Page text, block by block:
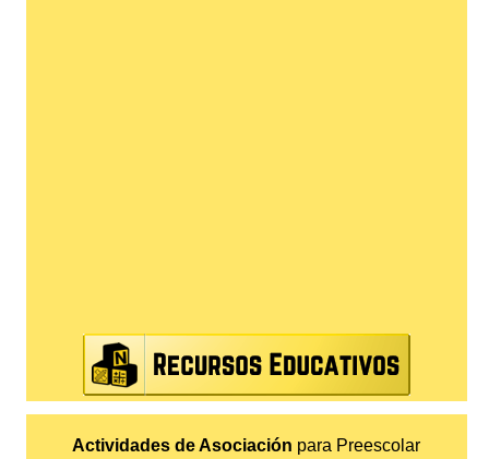
Actividades de Asociación para Preescolar